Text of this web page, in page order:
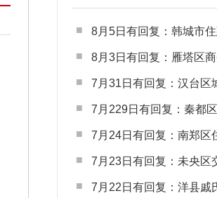
8月5日有回复：韩城市住
8月3日有回复：雁塔区商
7月31日有回复：汉台区城
7月229日有回复：秦都区商
7月24日有回复：南郑区住
7月23日有回复：未央区交
7月22日有回复：洋县戚氏